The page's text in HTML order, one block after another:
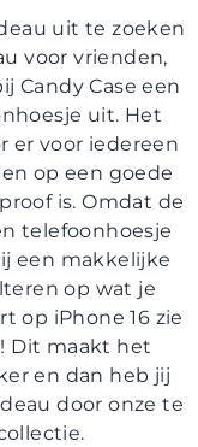
uit te zoeken
voor vrienden,
Candy Case een
uit. Het
er voor iedereen
op een goede
is. Omdat de
telefoonhoesje
een makkelijke
op wat je
op iPhone 16 zie
Dit maakt het
en dan heb jij
door onze te